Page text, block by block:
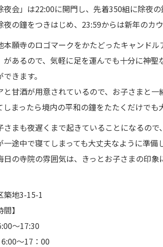
夜会」は22:00に開門し、先着350組に除夜
夜の鐘をつきはじめ、23:59からは新年のカ
本願寺のロゴマークをかたどったキャンド
があるので、気軽に足を運んでも十分に神
きます。
と甘酒が用意されているので、お子さまと
しまったら境内の平和の鐘をたたくだけでも
さまも夜遅くまで起きていることになるの
一途中で寝てしまっても大丈夫なように準備
日の寺院の雰囲気は、きっとお子さまの印象
築地3-15-1
】
～17:30
～17：00